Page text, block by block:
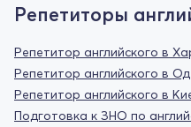
Репетиторы
Репетитор английского в
Репетитор английского в
Репетитор английского в
Подготовка к ЗНО по